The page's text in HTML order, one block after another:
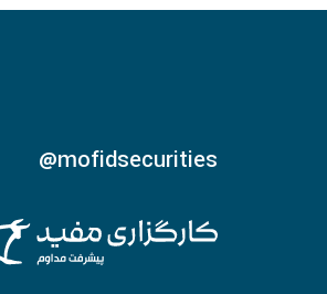
@mofidsecurities